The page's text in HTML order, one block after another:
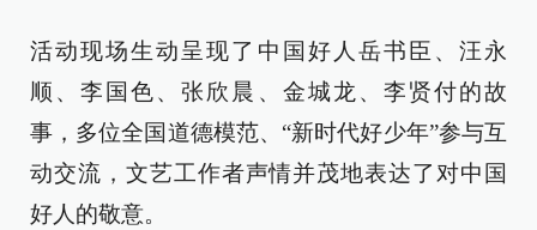
活动现场生动呈现了中国好人岳书臣、汪永
顺、李国色、张欣晨、金城龙、李贤付的故
事，多位全国道德模范、“新时代好少年”参与互
动交流，文艺工作者声情并茂地表达了对中国
好人的敬意。